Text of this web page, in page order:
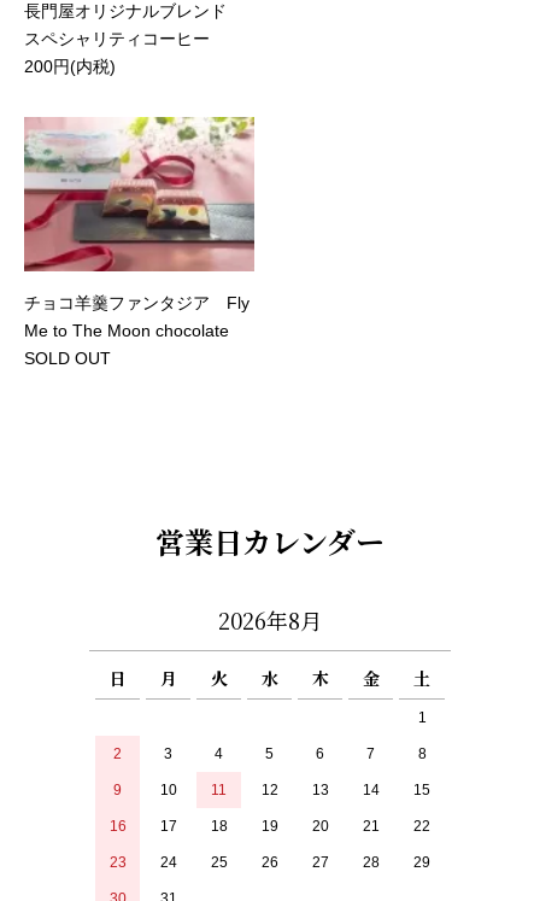
長門屋オリジナルブレンド
スペシャリティコーヒー
200円(内税)
チョコ羊羹ファンタジア Fly
Me to The Moon chocolate
SOLD OUT
営業日カレンダー
2026年8月
日 月 火 水 木 金 土
1
2 3 4 5 6 7 8
9 10 11 12 13 14 15
16 17 18 19 20 21 22
23 24 25 26 27 28 29